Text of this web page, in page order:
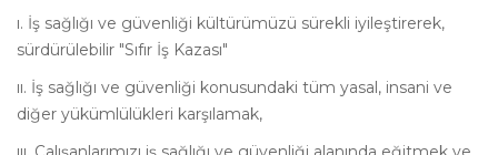
ı. İş sağlığı ve güvenliği kültürümüzü sürekli iyileştirerek,
sürdürülebilir "Sıfır İş Kazası"
ıı. İş sağlığı ve güvenliği konusundaki tüm yasal, insani ve
diğer yükümlülükleri karşılamak,